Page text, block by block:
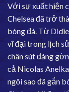
Với sự xuất hiện
Chelsea đã trở
bóng đá. Từ
vĩ đại trong lịch
chân sút đáng
cả Nicolas
ngôi sao đã gắn